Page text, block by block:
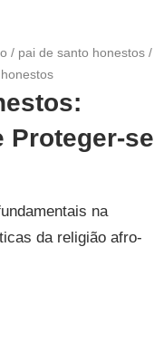
/ pai de santo honestos /
Proteger-se
na
da religião afro-